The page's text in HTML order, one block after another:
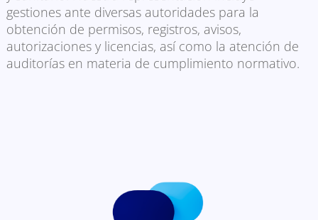
gestiones ante diversas autoridades para la
obtención de permisos, registros, avisos,
autorizaciones y licencias, así como la atención de
auditorías en materia de cumplimiento normativo.